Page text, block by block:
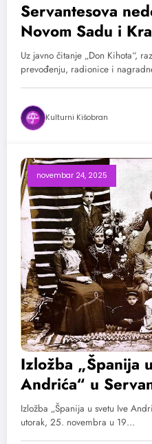
Servantesova
Novom Sadu i
Uz javno čitanje „Don Kihota“,
prevođenju, radionice i
Kulturni Kišobran
novembar 24, 2025
Izložba „Španija
Andrića“ u
Izložba „Španija u svetu Ive
utorak, 25. novembra u 19…